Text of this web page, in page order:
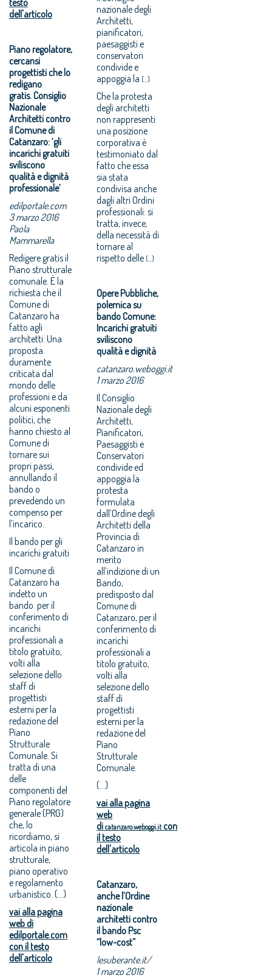
dell'articolo
Piano regolatore,
cercansi
progettisti che lo
redigano
gratis. Consiglio
Nazionale
Architetti contro
il Comune di
Catanzaro: ‘gli
incarichi gratuiti
sviliscono
qualità e dignità
professionale’
edilportale.com
3 marzo 2016
Paola
Mammarella
Redigere gratis il
Piano strutturale
comunale. È la
richiesta che il
Comune di
Catanzaro ha
fatto agli
architetti. Una
proposta
duramente
criticata dal
mondo delle
professioni e da
alcuni esponenti
politici, che
hanno chiesto al
Comune di
tornare sui
propri passi,
annullando il
bando o
prevedendo un
compenso per
l’incarico.
Il bando per gli
incarichi gratuiti
Il Comune di
Catanzaro ha
indetto un
bando per il
conferimento di
incarichi
professionali a
titolo gratuito,
volti alla
selezione dello
staff di
progettisti
esterni per la
redazione del
Piano
Strutturale
Comunale. Si
tratta di una
delle
componenti del
Piano regolatore
generale (PRG)
che, lo
ricordiamo, si
articola in piano
strutturale,
piano operativo
e regolamento
urbanistico. (...)
vai alla pagina
web di
edilportale.com
con il testo
dell'articolo
nazionale degli
Architetti,
pianificatori,
paesaggisti e
conservatori
condivide e
appoggia la (...)
Che la protesta
degli architetti
non rappresenti
una posizione
corporativa è
testimoniato dal
fatto che essa
sia stata
condivisa anche
dagli altri Ordini
professionali: si
tratta, invece,
della necessità di
tornare al
rispetto delle (...)
Opere Pubbliche,
polemica su
bando Comune:
Incarichi gratuiti
sviliscono
qualità e dignità
catanzaro.weboggi.it
1 marzo 2016
Il Consiglio
Nazionale degli
Architetti,
Pianificatori,
Paesaggisti e
Conservatori
condivide ed
appoggia la
protesta
formulata
dall’Ordine degli
Architetti della
Provincia di
Catanzaro in
merito
all’indizione di un
Bando,
predisposto dal
Comune di
Catanzaro, per il
conferimento di
incarichi
professionali a
titolo gratuito,
volti alla
selezione dello
staff di
progettisti
esterni per la
redazione del
Piano
Strutturale
Comunale.
(...)
vai alla pagina
web
dicatanzaro.weboggi.itcon
il testo
dell'articolo
Catanzaro,
anche l’Ordine
nazionale
architetti contro
il bando Psc
“low-cost”
lesuberante.it/
1 marzo 2016